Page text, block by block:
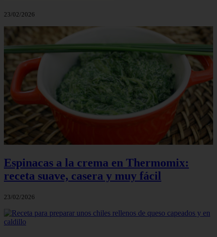
23/02/2026
Espinacas a la crema en Thermomix:
receta suave, casera y muy fácil
23/02/2026